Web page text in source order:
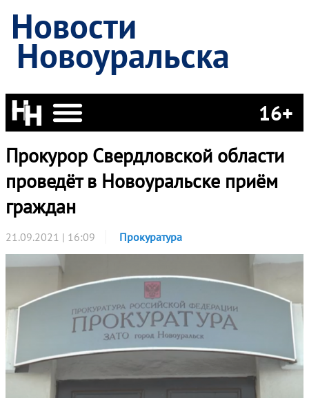
Новости
Новоуральска
16+
Прокурор Свердловской области
проведёт в Новоуральске приём
граждан
21.09.2021 | 16:09 Прокуратура